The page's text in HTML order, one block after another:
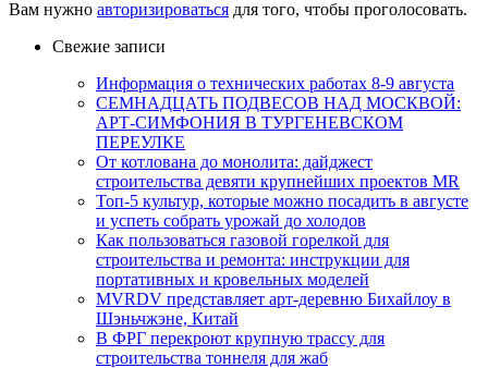
Вам нужно авторизироваться для того, чтобы проголосовать.
Свежие записи
Информация о технических работах 8-9 августа
СЕМНАДЦАТЬ ПОДВЕСОВ НАД МОСКВОЙ:
АРТ-СИМФОНИЯ В ТУРГЕНЕВСКОМ
ПЕРЕУЛКЕ
От котлована до монолита: дайджест
строительства девяти крупнейших проектов MR
Топ-5 культур, которые можно посадить в августе
и успеть собрать урожай до холодов
Как пользоваться газовой горелкой для
строительства и ремонта: инструкции для
портативных и кровельных моделей
MVRDV представляет арт-деревню Бихайлоу в
Шэньчжэне, Китай
В ФРГ перекроют крупную трассу для
строительства тоннеля для жаб